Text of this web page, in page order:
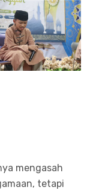
mengasah
tetapi